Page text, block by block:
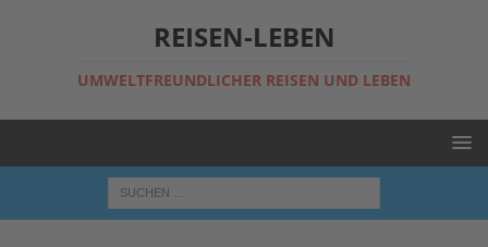
REISEN-LEBEN
UMWELTFREUNDLICHER REISEN UND LEBEN